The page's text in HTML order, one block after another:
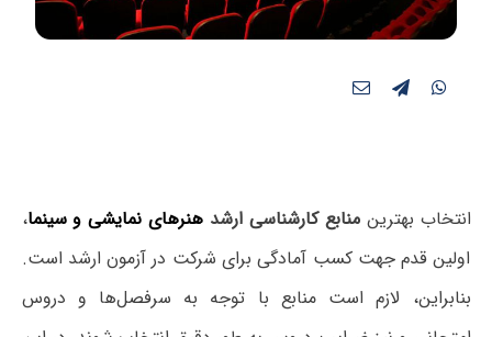
انتخاب بهترینمنابع کارشناسی ارشد هنرهای نمایشی و سینما،
اولین قدم جهت کسب آمادگی برای شرکت در آزمون ارشد است.
بنابراین، لازم است منابع با توجه به سرفصل‌ها و دروس